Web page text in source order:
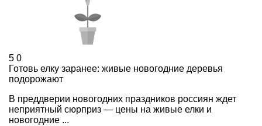
5 0
Готовь елку заранее: живые новогодние деревья
подорожают
В преддверии новогодних праздников россиян ждет
неприятный сюрприз — цены на живые елки и
новогодние ...